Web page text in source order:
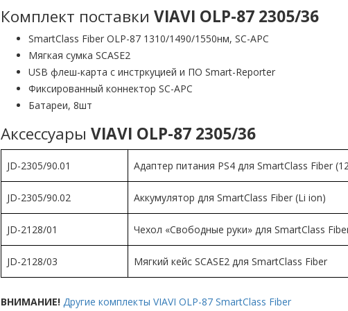
Комплект поставки VIAVI OLP-87 2305/36
SmartClass Fiber OLP-87 1310/1490/1550нм, SC-APC
Мягкая сумка SCASE2
USB флеш-карта с инстркуцией и ПО Smart-Reporter
Фиксированный коннектор SC-APC
Батареи, 8шт
Аксессуары VIAVI OLP-87 2305/36
JD-2305/90.01 Адаптер питания PS4 для SmartClass Fiber
JD-2305/90.02 Аккумулятор для SmartClass Fiber (Li ion)
JD-2128/01 Чехол «Свободные руки» для SmartClass
JD-2128/03 Мягкий кейс SCASE2 для SmartClass Fiber
ВНИМАНИЕ! Другие комплекты VIAVI OLP-87 SmartClass Fiber